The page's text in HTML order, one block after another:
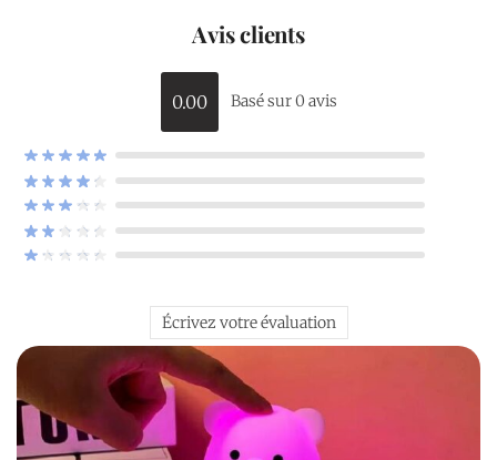
Avis clients
0.00 Basé sur 0 avis
Écrivez votre évaluation